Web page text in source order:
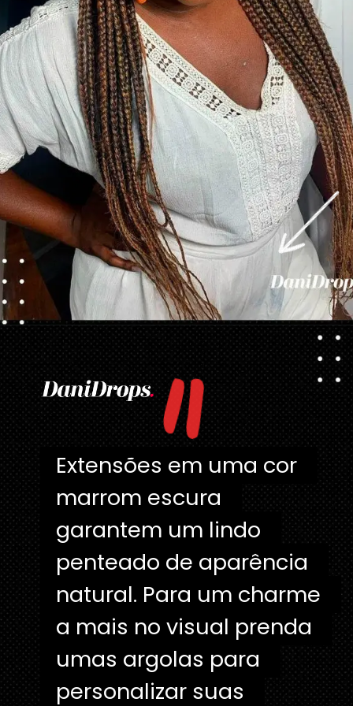
Opening "
Extensões em uma cor
marrom escura
garantem um lindo
penteado de aparência
natural. Para um charme
a mais no visual prenda
umas argolas para
personalizar suas
Extensões em uma cor
marrom escura
garantem um lindo
penteado de aparência
natural. Para um charme
a mais no visual prenda
umas argolas para
personalizar suas